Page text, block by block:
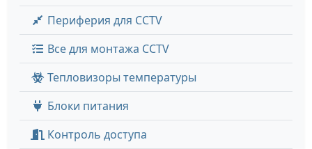
Периферия для CCTV
Все для монтажа CCTV
Тепловизоры температуры
Блоки питания
Контроль доступа